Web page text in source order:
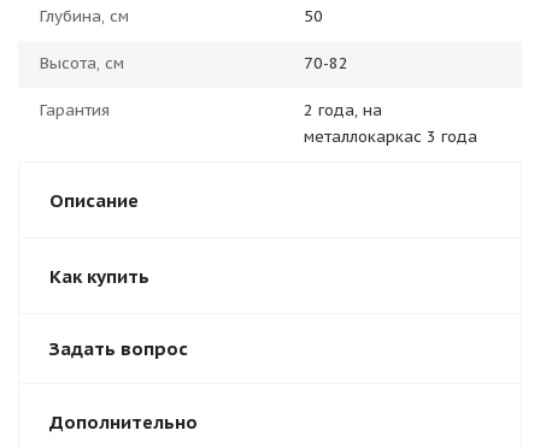
Глубина, см 50
Высота, см 70-82
Гарантия
2 года, на
металлокаркас 3 года
Описание
Как купить
Задать вопрос
Дополнительно